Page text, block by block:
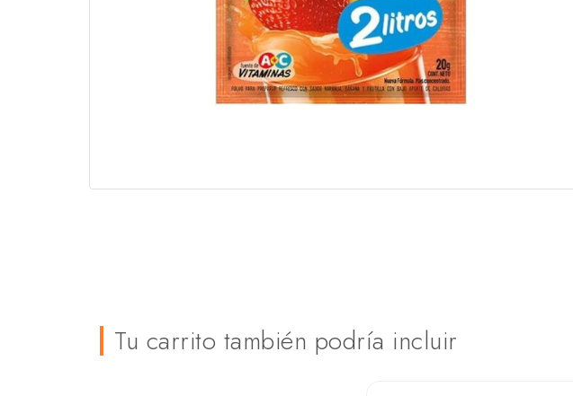
Tu carrito también podría incluir